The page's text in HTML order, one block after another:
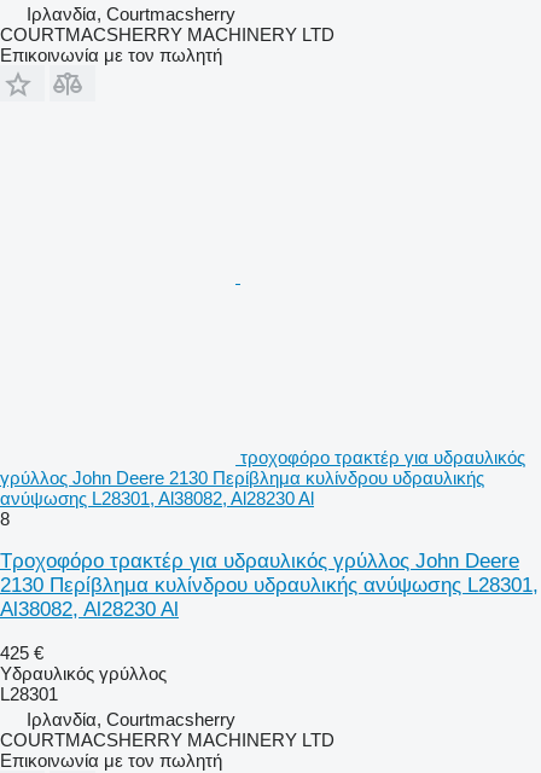
Ιρλανδία, Courtmacsherry
COURTMACSHERRY MACHINERY LTD
Επικοινωνία με τον πωλητή
τροχοφόρο τρακτέρ για υδραυλικός
γρύλλος John Deere 2130 Περίβλημα κυλίνδρου υδραυλικής
ανύψωσης L28301, Al38082, Al28230 Al
8
Τροχοφόρο τρακτέρ για υδραυλικός γρύλλος John Deere
2130 Περίβλημα κυλίνδρου υδραυλικής ανύψωσης L28301,
Al38082, Al28230 Al
425 €
Υδραυλικός γρύλλος
L28301
Ιρλανδία, Courtmacsherry
COURTMACSHERRY MACHINERY LTD
Επικοινωνία με τον πωλητή